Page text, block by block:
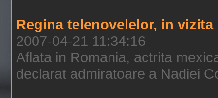
Regina telenovelelor, in
2007-04-21 11:34:16
Aflata in Romania, actrita
declarat admiratoare a Nadiei